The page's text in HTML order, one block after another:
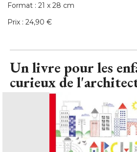
Format : 21 x 28 cm
Prix : 24,90 €
Un livre pour les
curieux de